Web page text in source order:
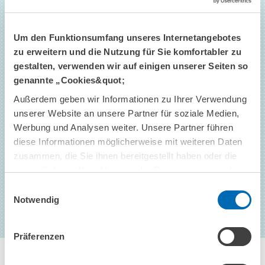
Um den Funktionsumfang unseres Internetangebotes
zu erweitern und die Nutzung für Sie komfortabler zu
gestalten, verwenden wir auf einigen unserer Seiten so
genannte „Cookies&quot;
Außerdem geben wir Informationen zu Ihrer Verwendung
unserer Website an unsere Partner für soziale Medien,
Werbung und Analysen weiter. Unsere Partner führen
diese Informationen möglicherweise mit weiteren Daten
zusammen, die Sie ihnen bereitgestellt haben oder die
sie im Rahmen Ihrer Nutzung der Dienste gesammelt
Notwendig
Präferenzen
Dr. Werner Mussler // Frankfurter
Allgemeine Zeitung
ZUM PROFIL